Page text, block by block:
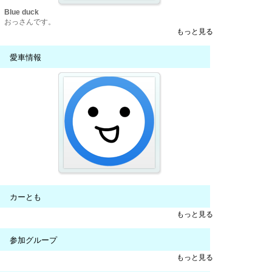
Blue duck
おっさんです。
もっと見る
愛車情報
カーとも
もっと見る
参加グループ
もっと見る